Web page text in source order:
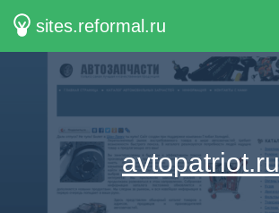
sites.reformal.ru
avtopatriot.ru